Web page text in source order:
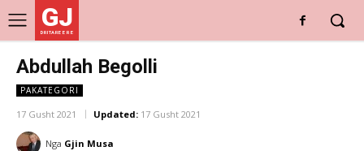
GJ
DRITARE E RE
Abdullah Begolli
PAKATEGORI
17 Gusht 2021 Updated: 17 Gusht 2021
Nga Gjin Musa